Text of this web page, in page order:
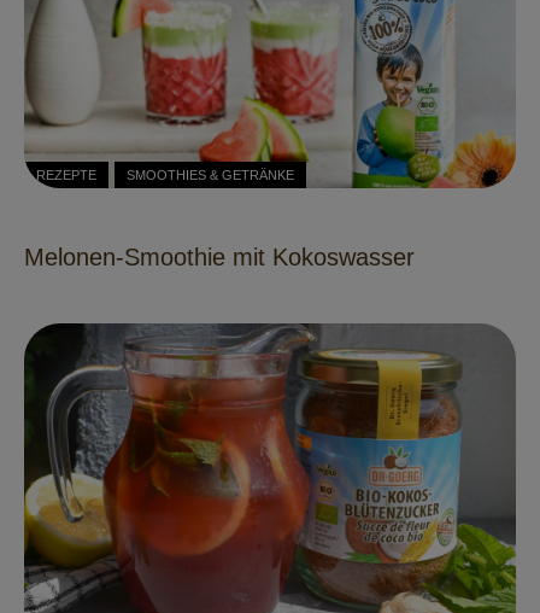
REZEPTE SMOOTHIES & GETRÄNKE
Melonen-Smoothie mit Kokoswasser